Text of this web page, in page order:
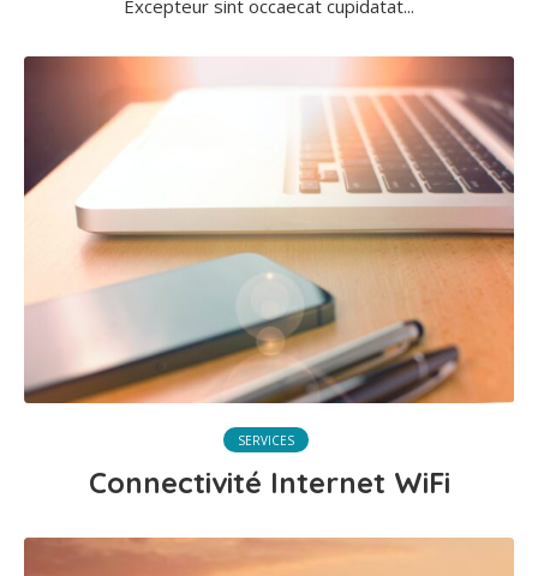
Excepteur sint occaecat cupidatat...
SERVICES
Connectivité Internet WiFi